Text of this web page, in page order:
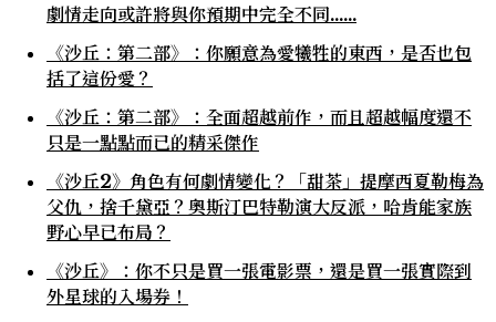
劇情走向或許將與你預期中完全不同……
《沙丘：第二部》：你願意為愛犧牲的東西，是否也包
括了這份愛？
《沙丘：第二部》：全面超越前作，而且超越幅度還不
只是一點點而已的精采傑作
《沙丘2》角色有何劇情變化？「甜茶」提摩西夏勒梅為
父仇，捨千黛亞？奧斯汀巴特勒演大反派，哈肯能家族
野心早已布局？
《沙丘》：你不只是買一張電影票，還是買一張實際到
外星球的入場券！